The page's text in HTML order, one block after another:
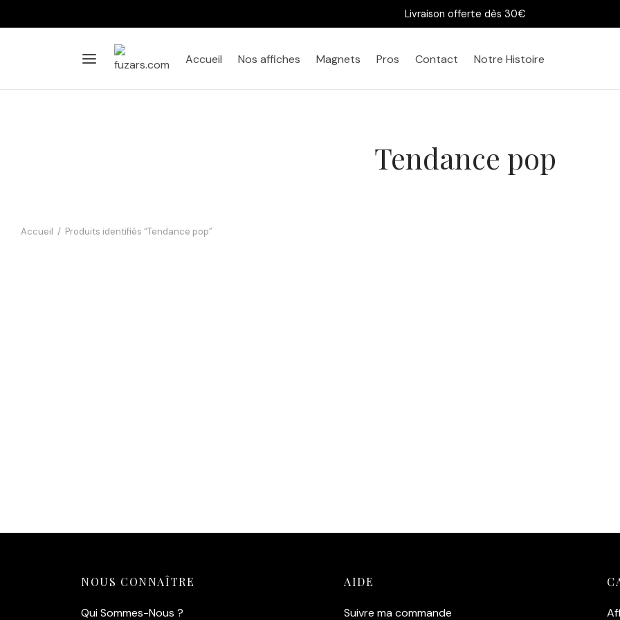
Livraison offerte dès 30€
Accueil Nos affiches Magnets Pros Contact Notre Histoire
Tendance pop
Accueil / Produits identifiés “Tendance pop”
NOUS CONNAÎTRE
Qui Sommes-Nous ?
AIDE
Suivre ma commande